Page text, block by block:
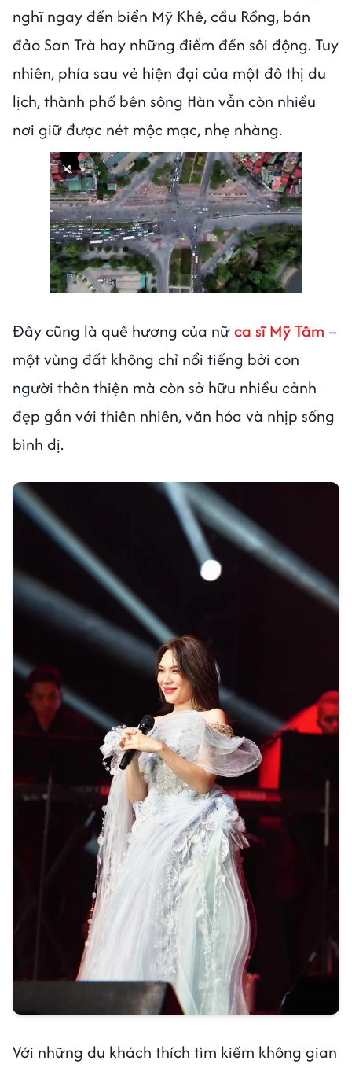
nghĩ ngay đến biển Mỹ Khê, cầu Rồng, bán
đảo Sơn Trà hay những điểm đến sôi động. Tuy
nhiên, phía sau vẻ hiện đại của một đô thị du
lịch, thành phố bên sông Hàn vẫn còn nhiều
nơi giữ được nét mộc mạc, nhẹ nhàng.
Đây cũng là quê hương của nữca sĩ Mỹ Tâm –
một vùng đất không chỉ nổi tiếng bởi con
người thân thiện mà còn sở hữu nhiều cảnh
đẹp gắn với thiên nhiên, văn hóa và nhịp sống
bình dị.
Với những du khách thích tìm kiếm không gian